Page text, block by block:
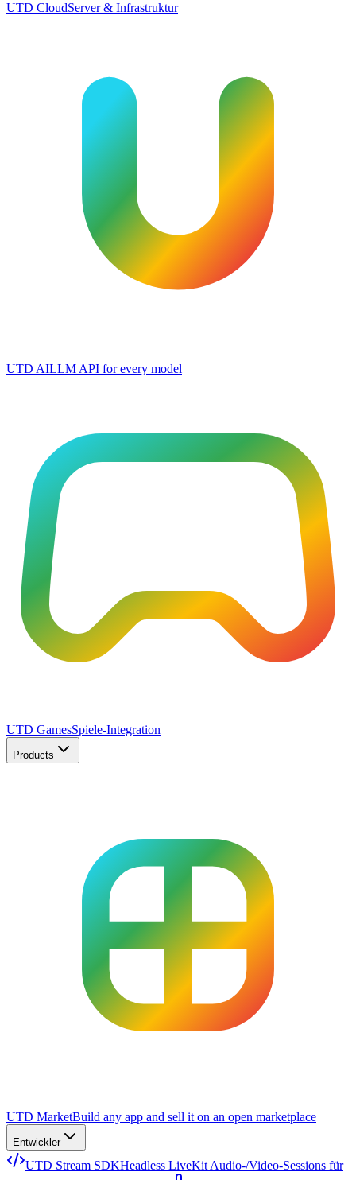
UTD CloudServer & Infrastruktur
UTD AILLM API for every model
UTD GamesSpiele-Integration
Products
UTD MarketBuild any app and sell it on an open marketplace
Entwickler
UTD Stream SDKHeadless LiveKit Audio-/Video-Sessions für